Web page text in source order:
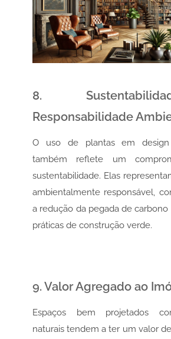
8.
Responsabilidade
O uso de plantas em
também reflete um
sustentabilidade. Elas
ambientalmente responsável,
a redução da pegada de
práticas de construção verde.
9. Valor Agregado ao
Espaços bem projetados
naturais tendem a ter um valor